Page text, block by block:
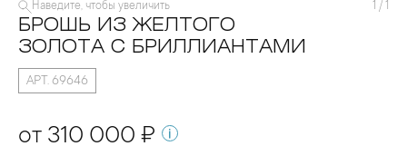
Наведите, чтобы увеличить 1 / 1
БРОШЬ ИЗ ЖЕЛТОГО
ЗОЛОТА С БРИЛЛИАНТАМИ
АРТ. 69646
от 310 000 ₽